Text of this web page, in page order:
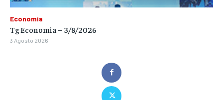
Economia
Tg Economia – 3/8/2026
3 Agosto 2026